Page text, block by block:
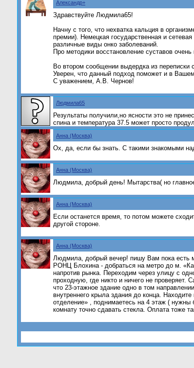
Александр+
Здравствуйте Людмила65!
Начну с того, что нехватка кальция в
премии). Немецкая государственная и
различные виды онко заболеваний.
Про методики восстановление суставов
Во втором сообщении выдердка из переписки
Уверен, что данный подход поможет и в
С уважением, А.В. Чернов!
Людмила65
Результаты получили,но ясности это не
спина и температура 37.5 может просто
Анна (Москва)
Ох, да, если бы знать. С такими знакомыми
Анна (Москва)
Людмила, добрый день! Мытарства( но
Анна (Москва)
Если останется время, то потом можете
другой стороне.
Анна (Москва)
Людмила, добрый вечер! пишу Вам пока есть
РОНЦ Блохина - добраться на метро до м.
напротив рынка. Переходим через улицу с
проходную, где никто и ничего не
что 23-этажное здание одно в том
внутреннего крыла здания до конца.
отделение» , поднимаетесь на 4 этаж ( нужны
комнату точно сдавать стекла. Оплата тоже